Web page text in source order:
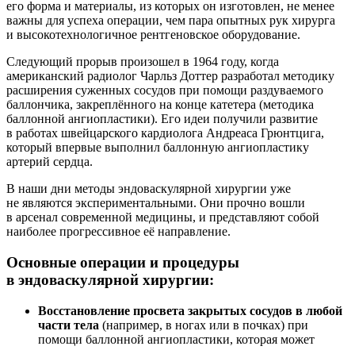
его форма и материалы, из которых он изготовлен, не менее
важны для успеха операции, чем пара опытных рук хирурга
и высокотехнологичное рентгеновское оборудование.
Следующий прорыв произошел в 1964 году, когда
американский радиолог Чарльз Доттер разработал методику
расширения суженных сосудов при помощи раздуваемого
баллончика, закреплённого на конце катетера (методика
баллонной ангиопластики). Его идеи получили развитие
в работах швейцарского кардиолога Андреаса Грюнтцига,
который впервые выполнил баллонную ангиопластику
артерий сердца.
В наши дни методы эндоваскулярной хирургии уже
не являются экспериментальными. Они прочно вошли
в арсенал современной медицины, и представляют собой
наиболее прогрессивное её направление.
Основные операции и процедуры
в эндоваскулярной хирургии:
Восстановление просвета закрытых сосудов в любой
части тела (например, в ногах или в почках) при
помощи баллонной ангиопластики, которая может